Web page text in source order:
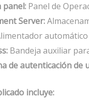
panel: Panel de
Server:
Bandeja auxiliar
de autenticación de
incluye: